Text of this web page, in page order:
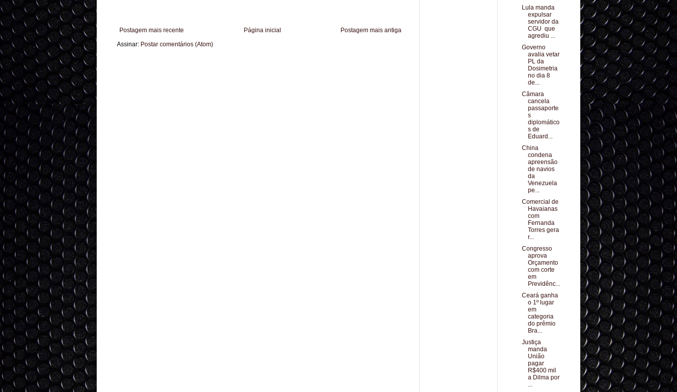
Postagem mais recente Postagem mais antiga
Página inicial
Assinar: Postar comentários (Atom)
Lula manda
expulsar
servidor da
CGU que
agrediu ...
Governo
avalia vetar
PL da
Dosimetria
no dia 8
de...
Câmara
cancela
passaporte
s
diplomático
s de
Eduard...
China
condena
apreensão
de navios
da
Venezuela
pe...
Comercial de
Havaianas
com
Fernanda
Torres gera
r...
Congresso
aprova
Orçamento
com corte
em
Previdênc...
Ceará ganha
o 1º lugar
em
categoria
do prêmio
Bra...
Justiça
manda
União
pagar
R$400 mil
a Dilma por
...